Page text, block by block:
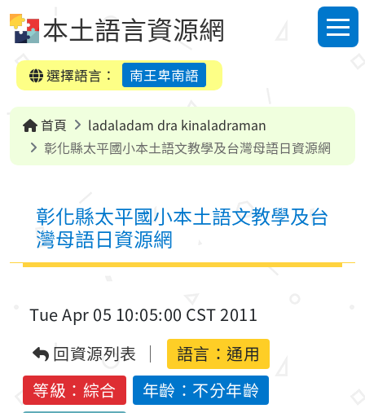
本土語言資源網
選單
選擇語言：
南王卑南語
首頁
ladaladam dra kinaladraman
彰化縣太平國小本土語文教學及台灣母語日資源網
彰化縣太平國小本土語文教學及台
灣母語日資源網
Tue Apr 05 10:05:00 CST 2011
回資源列表
語言： 通用
等級：綜合
年齡：不分年齡